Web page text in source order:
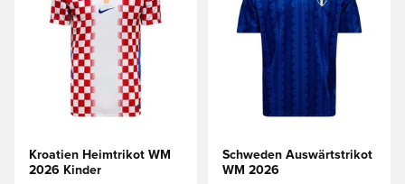
Kroatien Heimtrikot WM
2026 Kinder
Schweden Auswärtstrikot
WM 2026